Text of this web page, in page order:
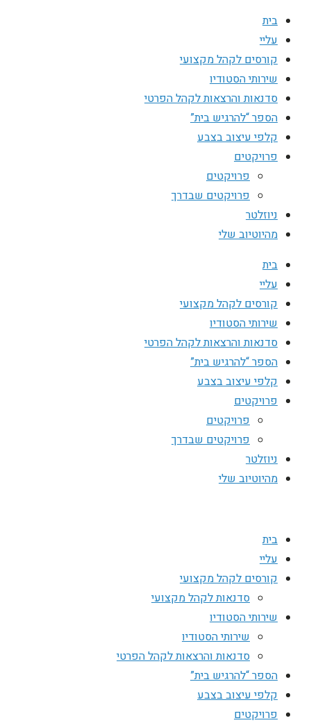
בית
עליי
קורסים לקהל מקצועי
שירותי הסטודיו
סדנאות והרצאות לקהל הפרטי
הספר “להרגיש בית”
קלפי עיצוב בצבע
פרויקטים
פרויקטים
פרויקטים שבדרך
ניוזלטר
מהיוטיוב שלי
בית
עליי
קורסים לקהל מקצועי
שירותי הסטודיו
סדנאות והרצאות לקהל הפרטי
הספר “להרגיש בית”
קלפי עיצוב בצבע
פרויקטים
פרויקטים
פרויקטים שבדרך
ניוזלטר
מהיוטיוב שלי
בית
עליי
קורסים לקהל מקצועי
סדנאות לקהל מקצועי
שירותי הסטודיו
שירותי הסטודיו
סדנאות והרצאות לקהל הפרטי
הספר “להרגיש בית”
קלפי עיצוב בצבע
פרויקטים